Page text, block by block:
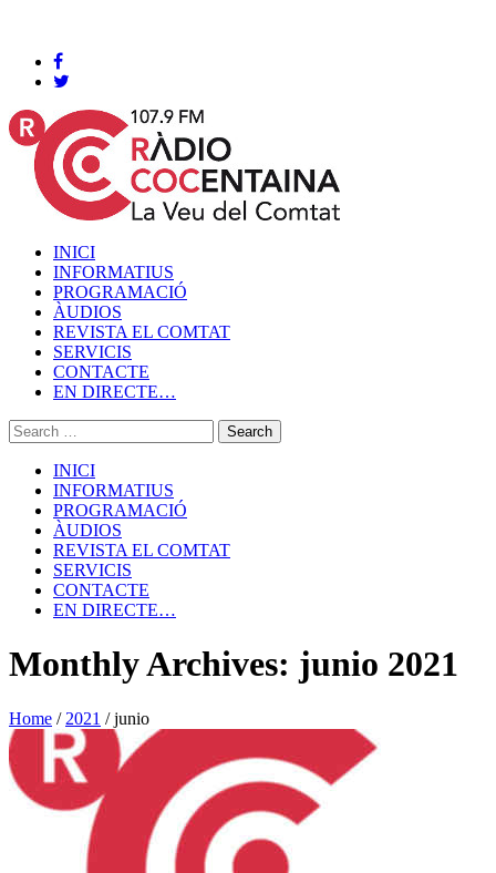
INICI
INFORMATIUS
PROGRAMACIÓ
ÀUDIOS
REVISTA EL COMTAT
SERVICIS
CONTACTE
EN DIRECTE…
INICI
INFORMATIUS
PROGRAMACIÓ
ÀUDIOS
REVISTA EL COMTAT
SERVICIS
CONTACTE
EN DIRECTE…
Monthly Archives: junio 2021
Home / 2021 /junio